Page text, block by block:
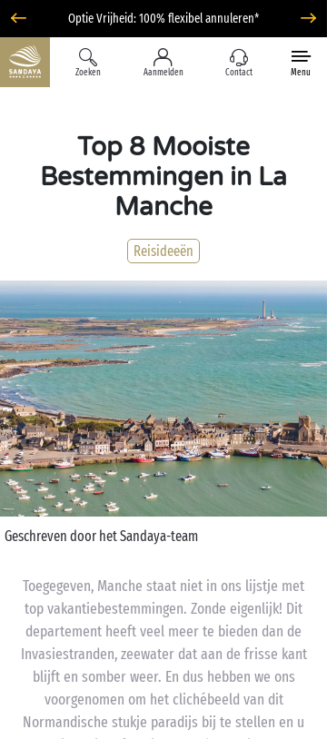
Optie Vrijheid: 100% flexibel annuleren*
Zoeken Aanmelden Contact Menu
Top 8 Mooiste
Bestemmingen in La
Manche
Reisideeën
Geschreven door het Sandaya-team
Toegegeven, Manche staat niet in ons lijstje met
top vakantiebestemmingen. Zonde eigenlijk! Dit
departement heeft veel meer te bieden dan de
Invasiestranden, zeewater dat aan de frisse kant
blijft en somber weer. En dus hebben we ons
voorgenomen om het clichébeeld van dit
Normandische stukje paradijs bij te stellen en u